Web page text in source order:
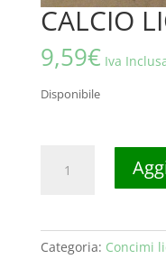
CALCIO
9,59€ Iva
Disponibile
LIQUIDO
Categoria: Concimi